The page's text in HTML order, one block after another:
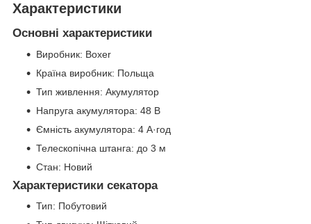
Характеристики
Основні характеристики
Виробник: Boxer
Країна виробник: Польща
Тип живлення: Акумулятор
Напруга акумулятора: 48 В
Ємність акумулятора: 4 А·год
Телескопічна штанга: до 3 м
Стан: Новий
Характеристики секатора
Тип: Побутовий